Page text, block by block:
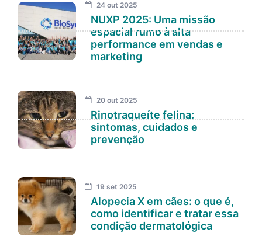
24 out 2025
NUXP 2025: Uma missão
espacial rumo à alta
performance em vendas e
marketing
20 out 2025
Rinotraqueíte felina:
sintomas, cuidados e
prevenção
19 set 2025
Alopecia X em cães: o que é,
como identificar e tratar essa
condição dermatológica